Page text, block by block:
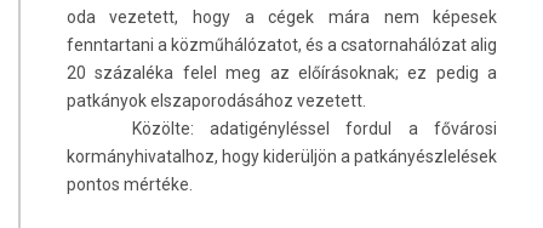
oda vezetett, hogy a cégek mára nem képesek
fenntartani a közműhálózatot, és a csatornahálózat alig
20 százaléka felel meg az előírásoknak; ez pedig a
patkányok elszaporodásához vezetett.
Közölte: adatigényléssel fordul a fővárosi
kormányhivatalhoz, hogy kiderüljön a patkányészlelések
pontos mértéke.